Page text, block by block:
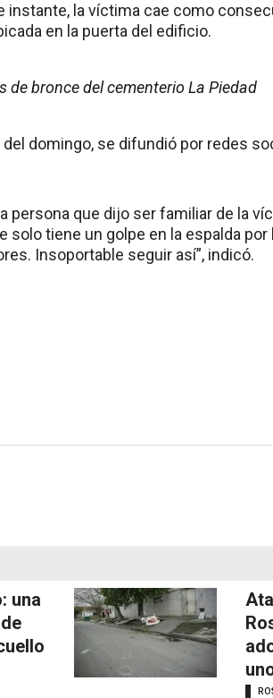
instante, la víctima cae como
en la puerta del edificio.
de bronce del cementerio La Piedad
domingo, se difundió por redes
que dijo ser familiar de la
tiene un golpe en la espalda por
Insoportable seguir así”, indicó.
una